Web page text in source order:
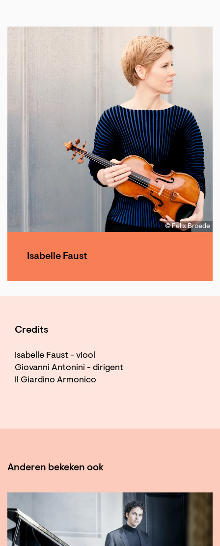
© Felix Broede
Isabelle Faust
Credits
Isabelle Faust - viool
Giovanni Antonini - dirigent
Il Giardino Armonico
Anderen bekeken ook